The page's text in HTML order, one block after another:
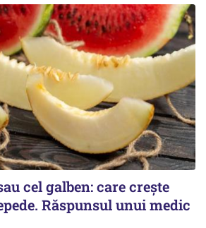
cel galben: care crește
Răspunsul unui medic